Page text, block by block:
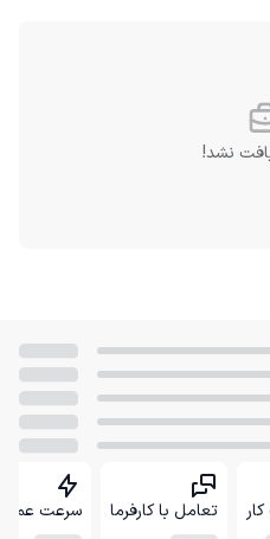
نشد!
تعامل با کارفرما سرعت عمل